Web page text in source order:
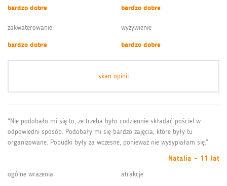
bardzo dobre
bardzo dobre
zakwaterowanie
bardzo dobre
wyżywienie
bardzo dobre
skan opinii
“Nie podobało mi się to, że trzeba było codziennie składać pościel w
odpowiedni sposób. Podobały mi się bardzo zajęcia, które były tu
organizowane. Pobudki były za wczesne, ponieważ nie wysypiałam się.”
Natalia - 11 lat
ogólne wrażenia
atrakcje